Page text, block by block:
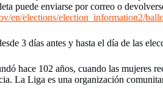
puede enviarse por correo o
en/elections/election_information2/
3 días antes y hasta el día de las
hace 102 años, cuando las mujeres
La Liga es una organización